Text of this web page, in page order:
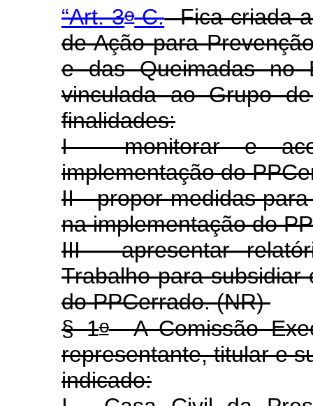
“Art. 3o-C.
Fica criada
de Ação para
e das Queimadas no
vinculada ao Grupo
finalidades:
I - monitorar e
implementação do
II - propor medidas
na implementação do
III - apresentar
Trabalho para
do PPCerrado. (NR)
§ 1oA Comissão
representante, titular e
indicado: